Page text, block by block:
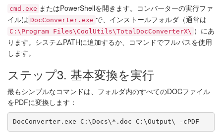
cmd.exe またはPowerShellを開きます。コンバーターの実行ファ
イルは DocConverter.exe で、インストールフォルダ（通常は
C:\Program Files\CoolUtils\TotalDocConverterX\ ）にあ
ります。システムPATHに追加するか、コマンドでフルパスを使用
します。
ステップ3. 基本変換を実行
最もシンプルなコマンドは、フォルダ内のすべてのDOCファイル
をPDFに変換します：
DocConverter.exe C:\Docs\*.doc C:\Output\ -cPDF